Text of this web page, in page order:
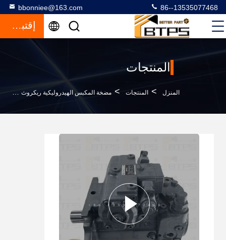
bbonniee@163.com 86--13535077468
إقتباس
المنتجات
المنزل > المنتجات > مضخة المكبس الهيدروليكية ريكروث >